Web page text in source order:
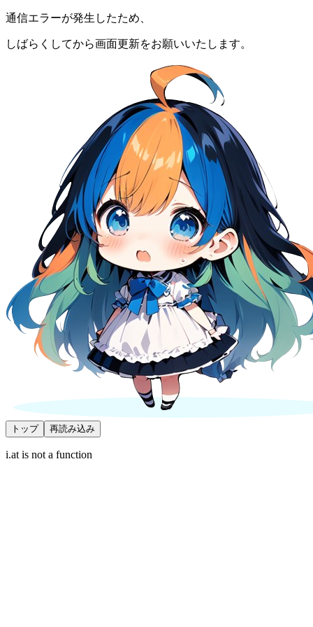
通信エラーが発生したため、
しばらくしてから画面更新をお願いいたします。
トップ 再読み込み
i.at is not a function